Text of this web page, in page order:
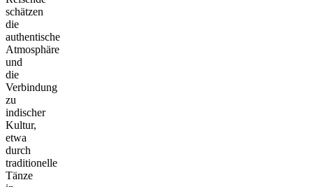
schätzen
die
authentische
Atmosphäre
und
die
Verbindung
zu
indischer
Kultur,
etwa
durch
traditionelle
Tänze